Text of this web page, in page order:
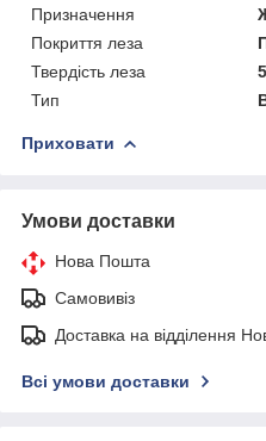
Призначення
Покриття леза
Твердість леза
Тип
Приховати
Умови доставки
Нова Пошта
Самовивіз
Доставка на відділення
Всі умови доставки